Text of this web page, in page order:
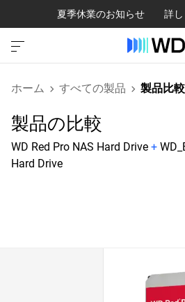
夏季休業のお知らせ 詳し
ホーム すべての製品 製品比較
製品の比較
WD Red Pro NAS Hard Drive +
Hard Drive